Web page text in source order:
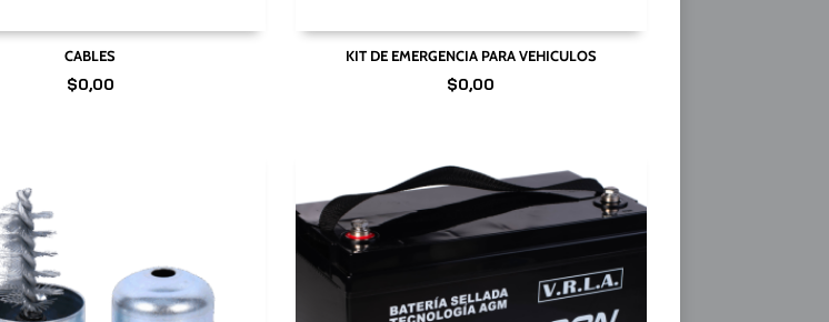
CABLES
$0,00
KIT DE EMERGENCIA PARA VEHICULOS
$0,00